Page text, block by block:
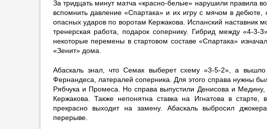
13:57
«Реал» хочет подписать
полузащитника «Ювентуса»
19:36
1
Ледяхов: «Батракову надо
пробовать с „Галатасараем“»
19:32
Булатов: «„Крылья Советов“
должны стать лучше»
19:15
За тридцать минут матча «красно-белые» нарушили правила
вспомнить давление «Спартака» и их игру с мячом в
опасных ударов по воротам Кержакова. Испанский наставник
тренерская работа, подарок сопернику. Гибрид между «4-
некоторые перемены в стартовом составе «Спартака»
«Зенит» дома.
Абаскаль знал, что Семак выберет схему «3-5-2», а
Фернандеса, латералей соперника. Для этого справа нужны
Рябчука и Промеса. Но справа выпустили Денисова и
Кержакова. Также непонятна ставка на Игнатова в
прекрасно выходит на замену. Абаскаль выбросил
перерыве.